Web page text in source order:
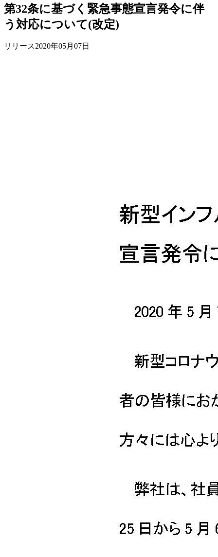
第32条に基づく緊急事態宣言発令に伴
う対応について(改定)
リリース2020年05月07日